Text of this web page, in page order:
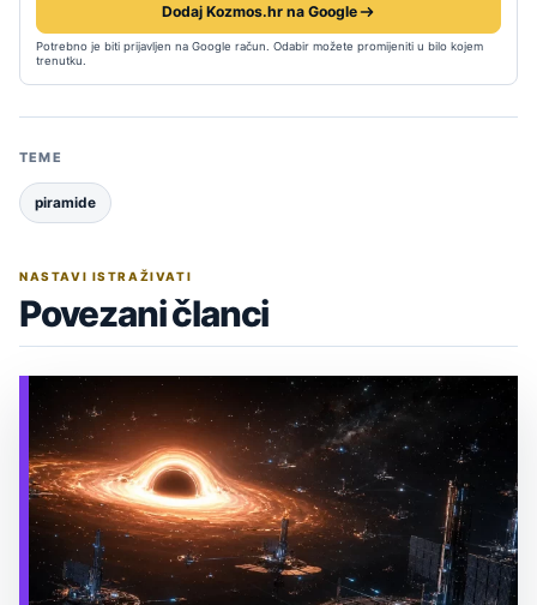
Dodaj Kozmos.hr na Google
Potrebno je biti prijavljen na Google račun. Odabir možete promijeniti u bilo kojem
trenutku.
TEME
piramide
NASTAVI ISTRAŽIVATI
Povezani članci